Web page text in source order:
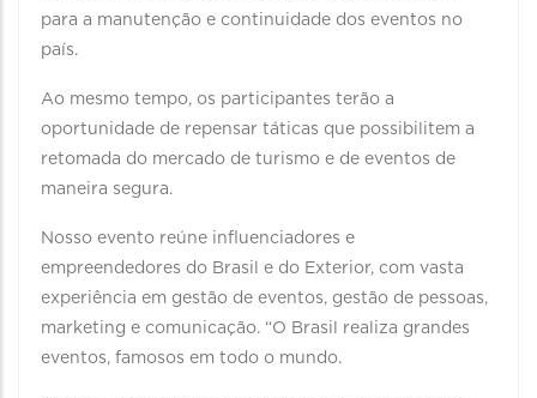
para a manutenção e continuidade dos eventos no
país.
Ao mesmo tempo, os participantes terão a
oportunidade de repensar táticas que possibilitem a
retomada do mercado de turismo e de eventos de
maneira segura.
Nosso evento reúne influenciadores e
empreendedores do Brasil e do Exterior, com vasta
experiência em gestão de eventos, gestão de pessoas,
marketing e comunicação. “O Brasil realiza grandes
eventos, famosos em todo o mundo.